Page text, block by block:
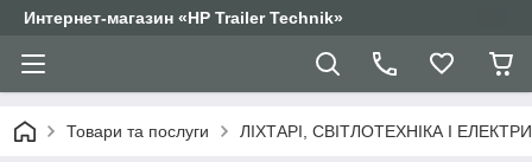
Интернет-магазин «HP Trailer Technik»
Товари та послуги ЛІХТАРІ, СВІТЛОТЕХНІКА І